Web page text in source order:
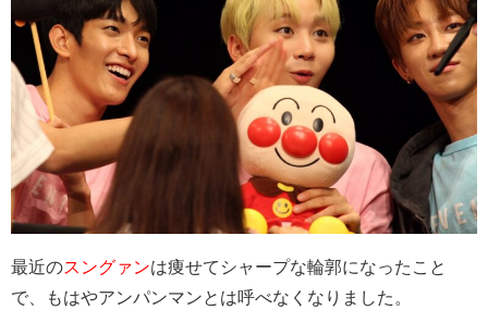
最近のスングァンは痩せてシャープな輪郭になったこと
で、もはやアンパンマンとは呼べなくなりました。